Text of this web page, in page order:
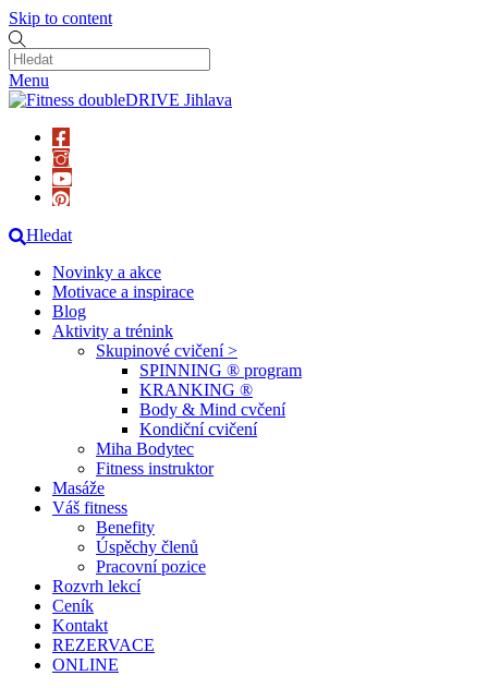
Skip to content
Menu
Hledat
Novinky a akce
Motivace a inspirace
Blog
Aktivity a trénink
Skupinové cvičení >
SPINNING ® program
KRANKING ®
Body & Mind cvčení
Kondiční cvičení
Miha Bodytec
Fitness instruktor
Masáže
Váš fitness
Benefity
Úspěchy členů
Pracovní pozice
Rozvrh lekcí
Ceník
Kontakt
REZERVACE
ONLINE